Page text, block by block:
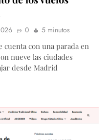
0
5 minutos
cuenta con una parada en
nueve las ciudades
desde Madrid